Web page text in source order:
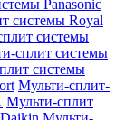
Panasonic
системы Royal
системы
сплит системы
системы
Мульти-сплит-
Мульти-сплит